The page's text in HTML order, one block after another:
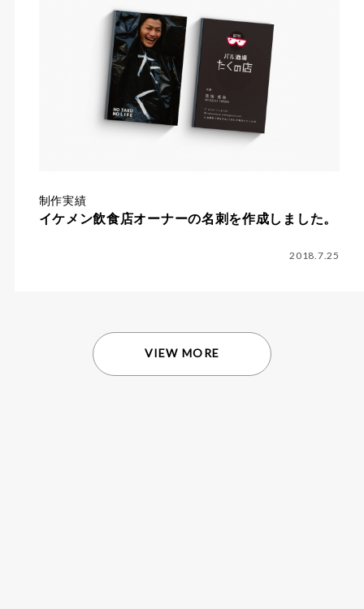
制作実績
イケメン飲食店オーナーの名刺を作成しました。
2018.7.25
VIEW MORE